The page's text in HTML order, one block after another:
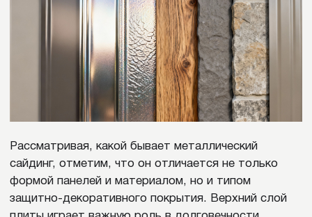
можно подобрать под любой архитектурный
стиль – от классического до
минималистичного.
Простота монтажа.Панели металлического
сайдинга соединяются замковым или
фальцевым способом, что упрощает
установку и обеспечивает ровную
поверхность без видимых креплений. При
поврежденную панель, не разбирая весь
фасад. Легкость монтажа сокращает сроки
отделки и снижает затраты на
строительные работы.
Пожаробезопасность.Металл не горит, не